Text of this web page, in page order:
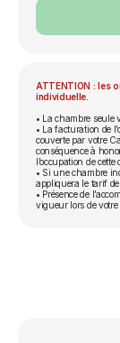
ATTENTION : les
individuelle.
• La chambre seule
• La facturation de
couverte par votre
conséquence à
l’occupation de cette
• Si une chambre
appliquera le tarif
• Présence de
vigueur lors de votre